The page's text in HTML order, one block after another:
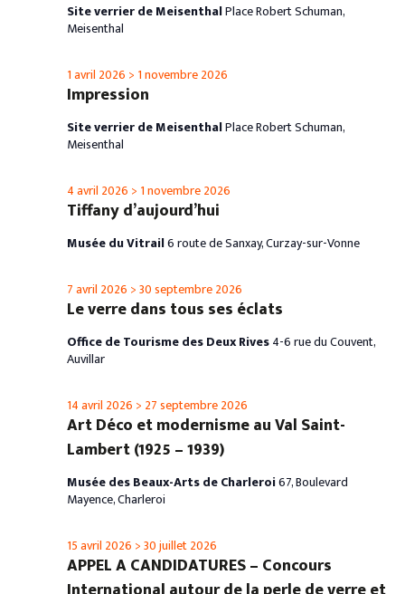
Site verrier de MeisenthalPlace Robert Schuman,
Meisenthal
Impression
1 avril 2026 > 1 novembre 2026
Site verrier de MeisenthalPlace Robert Schuman,
Meisenthal
Tiffany d’aujourd’hui
4 avril 2026 > 1 novembre 2026
Musée du Vitrail6 route de Sanxay, Curzay-sur-Vonne
Le verre dans tous ses éclats
7 avril 2026 >30 septembre 2026
Office de Tourisme des Deux Rives4-6 rue du Couvent,
Auvillar
Art Déco et modernisme au Val Saint-
Lambert (1925 – 1939)
14 avril 2026 > 27 septembre 2026
Musée des Beaux-Arts de Charleroi67, Boulevard
Mayence, Charleroi
APPEL A CANDIDATURES – Concours
15 avril 2026 >30 juillet 2026